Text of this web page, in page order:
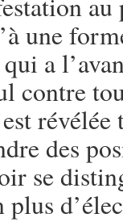
une
a
contre
des
se
plus